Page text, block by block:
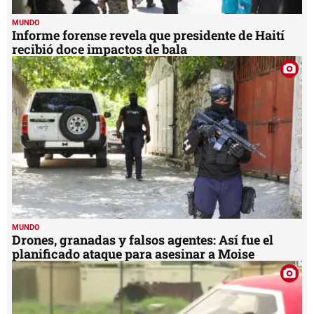
MUNDO
Informe forense revela que presidente de Haití
recibió doce impactos de bala
MUNDO
Drones, granadas y falsos agentes: Así fue el
planificado ataque para asesinar a Moise